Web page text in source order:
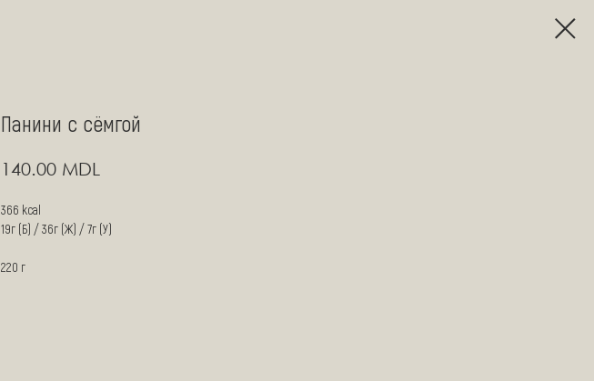
Панини с сёмгой
140.00 MDL
366 kcal
19г (Б) / 36г (Ж) / 7г (У)
220 г